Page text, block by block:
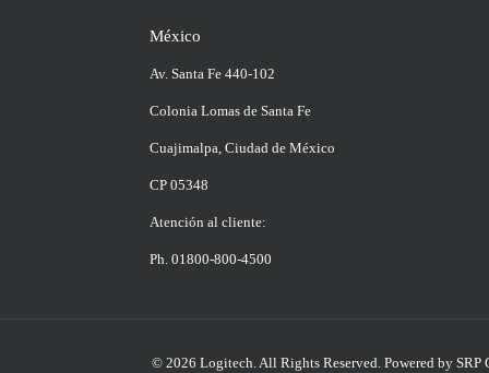
México
Av. Santa Fe 440-102
Colonia Lomas de Santa Fe
Cuajimalpa, Ciudad de México
CP 05348
Atención al cliente:
Ph. 01800-800-4500
© 2026 Logitech. All Rights Reserved. Powered by